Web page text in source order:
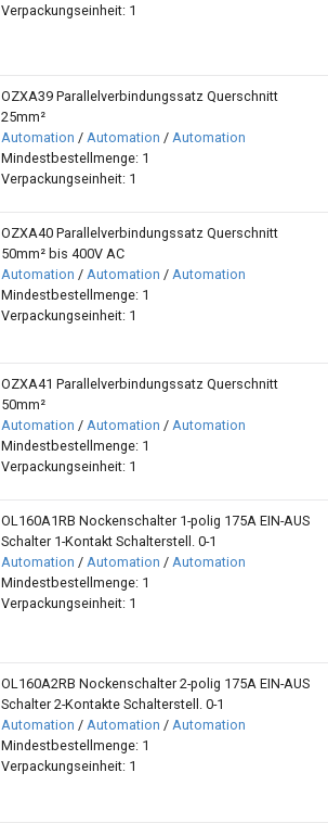
Verpackungseinheit: 1
OZXA39 Parallelverbindungssatz Querschnitt
25mm²
Automation / Automation / Automation
Mindestbestellmenge: 1
Verpackungseinheit: 1
OZXA40 Parallelverbindungssatz Querschnitt
50mm² bis 400V AC
Automation / Automation / Automation
Mindestbestellmenge: 1
Verpackungseinheit: 1
OZXA41 Parallelverbindungssatz Querschnitt
50mm²
Automation / Automation / Automation
Mindestbestellmenge: 1
Verpackungseinheit: 1
OL160A1RB Nockenschalter 1-polig 175A EIN-AUS
Schalter 1-Kontakt Schalterstell. 0-1
Automation / Automation / Automation
Mindestbestellmenge: 1
Verpackungseinheit: 1
OL160A2RB Nockenschalter 2-polig 175A EIN-AUS
Schalter 2-Kontakte Schalterstell. 0-1
Automation / Automation / Automation
Mindestbestellmenge: 1
Verpackungseinheit: 1